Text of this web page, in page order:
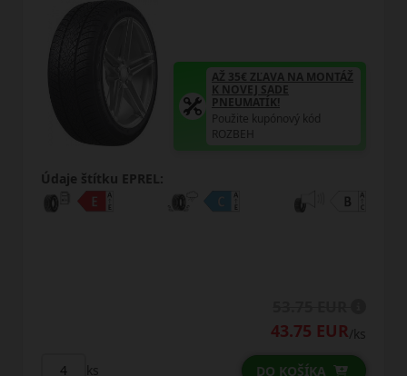
AŽ 35€ ZĽAVA NA MONTÁŽ
K NOVEJ SADE
PNEUMATÍK!
Použite kupónový kód
ROZBEH
ks